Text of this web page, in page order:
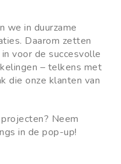
we in duurzame
Daarom zetten
voor de succesvolle
– telkens met
die onze klanten van
Neem
in de pop-up!